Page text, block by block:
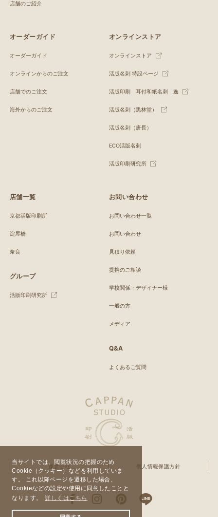
当サイトでは、閲覧状況の把握のため
Cookie（クッキー）などを利用していま
す。 これ以降ページを遷移した場合、
Cookieなどの設定や使用に同意したことと
なります。
詳しくはこちら
店舗のご紹介
オーダーガイド
オーダーガイド
オンラインからのご注文
店舗でのご注文
海外からのご注文
オンラインストア
オンラインストア
活版名刺 特設ページ
活版印刷 耳付和紙名刺 逸
活版名刺（黒林堂）
活版名刺（唐長）
ECO活版名刺
活版印刷研究所
店舗一覧
京都活版印刷所
淀屋橋
奈良
グループ
活版印刷研究所
お問い合わせ
お問い合わせ一覧
お問い合わせ
見積り依頼
提携のご相談
学校関係・デザイナー様
一般の方
メディア
Q&A
よくあるご質問
運営会社 個人情報保護方針